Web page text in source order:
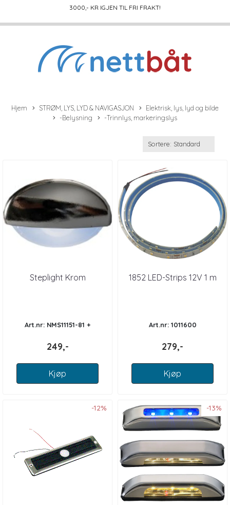
3000,- KR IGJEN TIL FRI FRAKT!
Hjem STRØM, LYS, LYD & NAVIGASJON
Elektrisk, lys, lyd og bilde
-Belysning
-Trinnlys, markeringslys
Steplight Krom
Art.nr: NMS11151-81 +
249,-
Kjøp
1852 LED-Strips 12V 1 m
Art.nr: 1011600
279,-
Kjøp
-12% -13%